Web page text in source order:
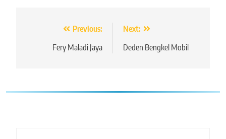
Navigasi Previous:
Fery Maladi Jaya
Next:
Deden Bengkel Mobil